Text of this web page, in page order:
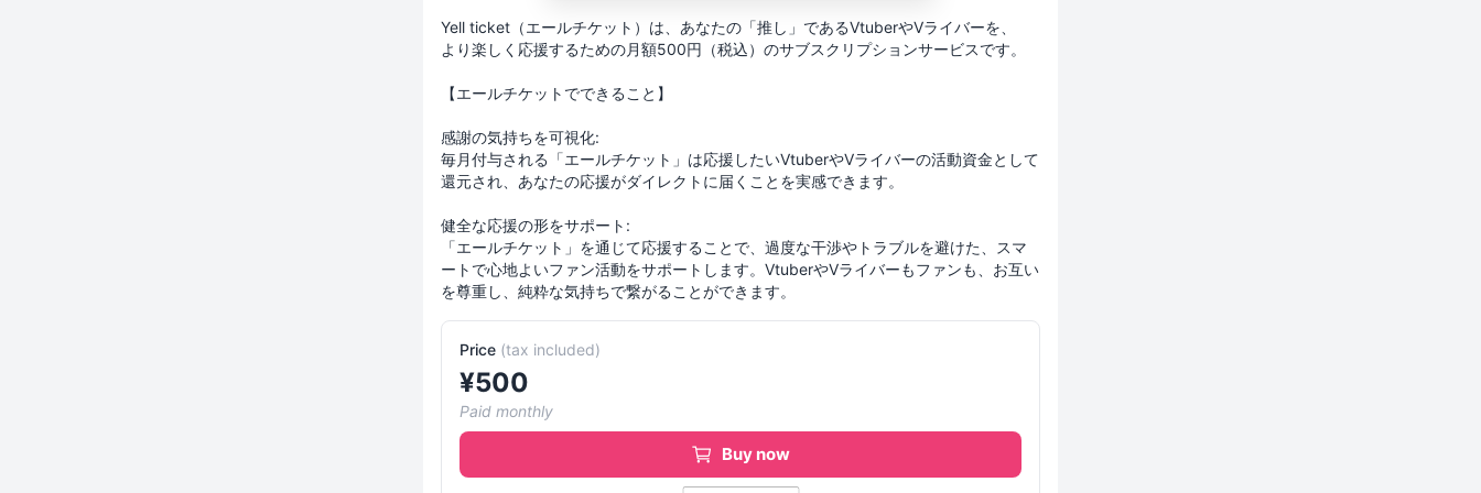
Yell ticket（エールチケット）は、あなたの「推し」であるVtuberやVライバーを、
より楽しく応援するための月額500円（税込）のサブスクリプションサービスです。
【エールチケットでできること】
感謝の気持ちを可視化:
毎月付与される「エールチケット」は応援したいVtuberやVライバーの活動資金として
還元され、あなたの応援がダイレクトに届くことを実感できます。
健全な応援の形をサポート:
「エールチケット」を通じて応援することで、過度な干渉やトラブルを避けた、スマ
ートで心地よいファン活動をサポートします。VtuberやVライバーもファンも、お互い
Price (tax included)
¥500
Paid monthly
Buy now